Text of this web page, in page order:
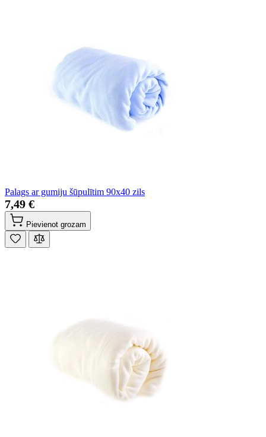
Palags ar gumiju šūpulītim 90x40 zils
7,49 €
Pievienot grozam